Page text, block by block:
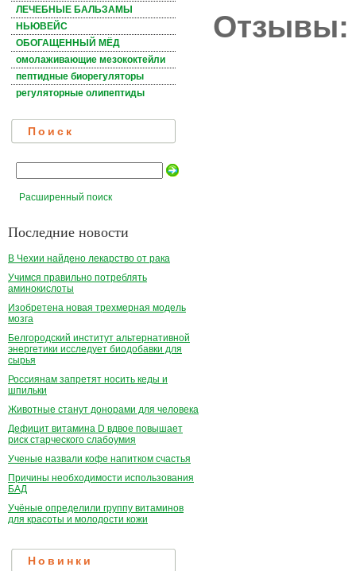
ЛЕЧЕБНЫЕ БАЛЬЗАМЫ
НЬЮВЕЙС
ОБОГАЩЕННЫЙ МЁД
омолаживающие мезококтейли
пептидные биорегуляторы
регуляторные олипептиды
Поиск
Расширенный поиск
Последние новости
В Чехии найдено лекарство от рака
Учимся правильно потреблять
аминокислоты
Изобретена новая трехмерная модель
мозга
Белгородский институт альтернативной
энергетики исследует биодобавки для
сырья
Россиянам запретят носить кеды и
шпильки
Животные станут донорами для человека
Дефицит витамина D вдвое повышает
риск старческого слабоумия
Ученые назвали кофе напитком счастья
Причины необходимости использования
БАД
Учёные определили группу витаминов
для красоты и молодости кожи
Новинки
Отзывы: